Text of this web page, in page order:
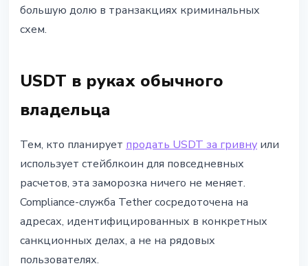
большую долю в транзакциях криминальных
схем.
USDT в руках обычного
владельца
Тем, кто планирует продать USDT за гривну или
использует стейблкоин для повседневных
расчетов, эта заморозка ничего не меняет.
Compliance-служба Tether сосредоточена на
адресах, идентифицированных в конкретных
санкционных делах, а не на рядовых
пользователях.